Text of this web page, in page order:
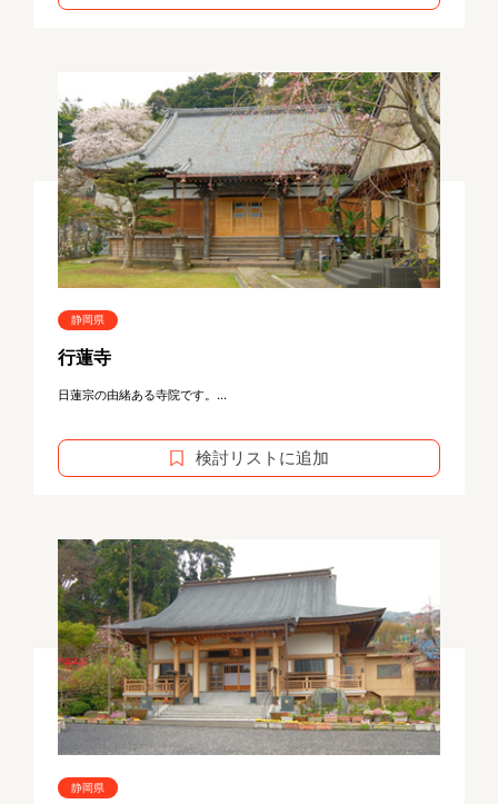
静岡県
行蓮寺
日蓮宗の由緒ある寺院です。...
検討リストに追加
静岡県